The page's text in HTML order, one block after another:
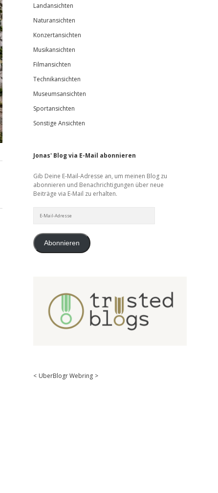
Landansichten
Naturansichten
Konzertansichten
Musikansichten
Filmansichten
Technikansichten
Museumsansichten
Sportansichten
Sonstige Ansichten
Jonas' Blog via E-Mail abonnieren
Gib Deine E-Mail-Adresse an, um meinen Blog zu
abonnieren und Benachrichtigungen über neue
Beiträge via E-Mail zu erhalten.
Mail-
Abonnieren
< UberBlogr Webring >